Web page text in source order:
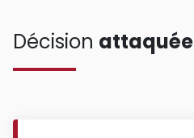
Décision attaquée